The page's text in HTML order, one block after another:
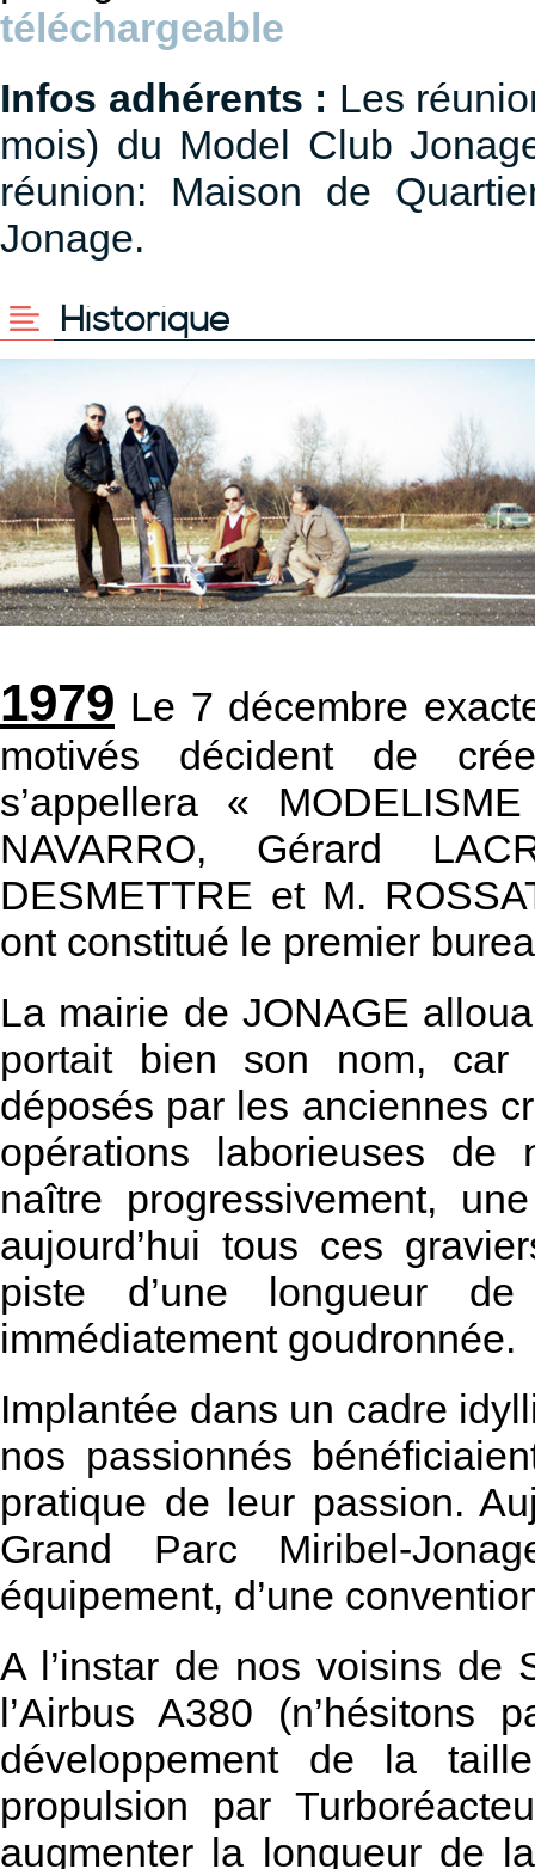
téléchargeable
Infos adhérents : Les
mois) du Model Club
réunion: Maison de
Jonage.
Historique
1979 Le 7 décembre
motivés décident de
s’appellera «
NAVARRO, Gérard
DESMETTRE et M.
ont constitué le premier
La mairie de JONAGE
portait bien son nom,
déposés par les anciennes
opérations laborieuses de
naître progressivement,
aujourd’hui tous ces
piste d’une longueur
immédiatement goudronnée.
Implantée dans un cadre
nos passionnés
pratique de leur passion.
Grand Parc Miribel-
équipement, d’une
A l’instar de nos voisins de
l’Airbus A380
développement de la
propulsion par
augmenter la longueur de